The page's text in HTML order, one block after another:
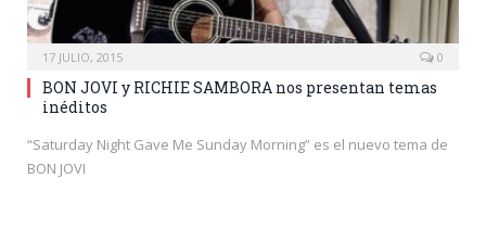
17 JULIO, 2015 0
BON JOVI y RICHIE SAMBORA nos presentan temas
inéditos
“Saturday Night Gave Me Sunday Morning” es el nuevo tema de
BON JOVI